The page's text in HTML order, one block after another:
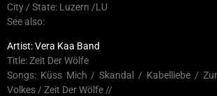
City / State: Luzern /LU
See also:
Artist: Vera Kaa Band
Title: Zeit Der Wölfe
Songs: Küss Mich / Skandal / Kabelliebe /
Volkes / Zeit Der Wölfe //